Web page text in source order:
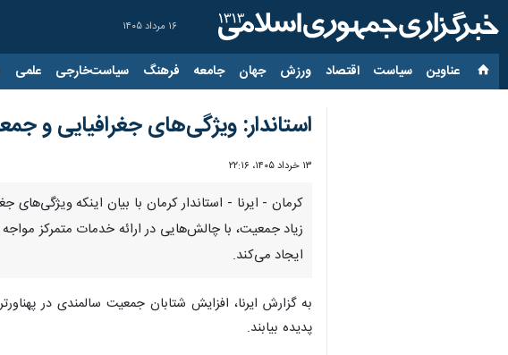
۱۶ مرداد ۱۴۰۵
عناوین‌ سیاست اقتصاد ورزش جهان جامعه فرهنگ سیاست‌خارجی علمی
استاندار: ویژگی‌های جغرافیایی و
۱۳ خرداد ۱۴۰۵، ۲۲:۱۶
کرمان - ایرنا - استاندار کرمان با بیان اینکه
زیاد جمعیت، با چالش‌هایی در ارائه خدمات متمرکز
ایجاد می‌کند.
به گزارش ایرنا، افزایش شتابان جمعیت سالمندی در
پدیده بیابند.